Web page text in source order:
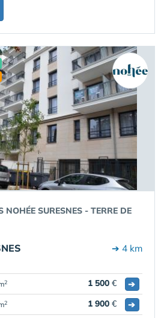
NOHÉE SURESNES - TERRE DE
➔ 4 km
2 1 500 €
➔
2 1 900 €
➔